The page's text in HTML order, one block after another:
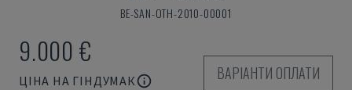
BE-SAN-OTH-2010-00001
9.000 €
ЦІНА НА ГІНДУМАК
ВАРІАНТИ ОПЛАТИ